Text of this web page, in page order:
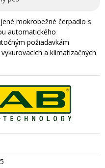
mokrobežné čerpadlo s
automatického
požiadavkám
a klimatizačných